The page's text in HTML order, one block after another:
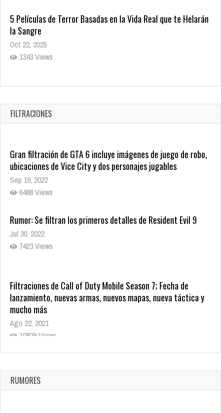
5 Películas de Terror Basadas en la Vida Real que te Helarán
la Sangre
Oct 22, 2025
1343 Views
Revive el terror: El conjuro 4: Últimos ritos ya está disponible
Oct 20, 2025
1385 Views
FILTRACIONES
Gran filtración de GTA 6 incluye imágenes de juego de robo,
ubicaciones de Vice City y dos personajes jugables
Sep 19, 2022
6488 Views
Rumor: Se filtran los primeros detalles de Resident Evil 9
Jul 30, 2022
7423 Views
Filtraciones de Call of Duty Mobile Season 7; Fecha de
lanzamiento, nuevas armas, nuevos mapas, nueva táctica y
mucho más
Ago 22, 2021
10829 Views
La configuración de Call of Duty 2021 aparentemente ya fue
Ago 8, 2021
10010 Views
RUMORES